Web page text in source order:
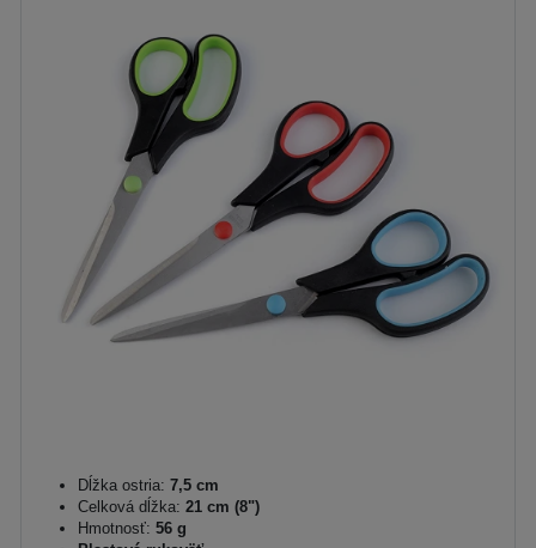
Dĺžka ostria: 7,5 cm
Celková dĺžka: 21 cm (8")
Hmotnosť: 56 g